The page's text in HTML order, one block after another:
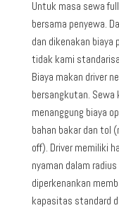
Untuk masa sewa
bersama penyewa.
dan dikenakan biaya
tidak kami
Biaya makan driver
bersangkutan.
menanggung biaya
bahan bakar dan tol
off). Driver memiliki
nyaman dalam
diperkenankan
kapasitas standard